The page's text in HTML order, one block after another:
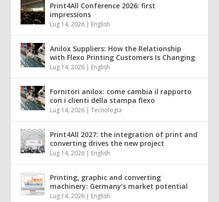
Print4All Conference 2026: first
impressions
Lug 14, 2026 | English
Anilox Suppliers: How the Relationship
with Flexo Printing Customers Is Changing
Lug 14, 2026 | English
Fornitori anilox: come cambia il rapporto
con i clienti della stampa flexo
Lug 14, 2026 |Tecnologia
Print4All 2027: the integration of print and
converting drives the new project
Lug 14, 2026 | English
Printing, graphic and converting
machinery: Germany’s market potential
Lug 14, 2026 | English